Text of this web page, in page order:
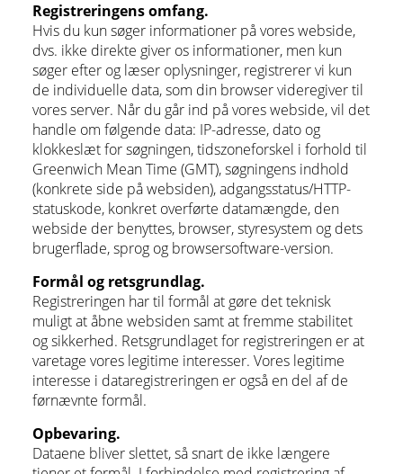
Registreringens omfang.
Hvis du kun søger informationer på vores webside,
dvs. ikke direkte giver os informationer, men kun
søger efter og læser oplysninger, registrerer vi kun
de individuelle data, som din browser videregiver til
vores server. Når du går ind på vores webside, vil det
handle om følgende data: IP-adresse, dato og
klokkeslæt for søgningen, tidszoneforskel i forhold til
Greenwich Mean Time (GMT), søgningens indhold
(konkrete side på websiden), adgangsstatus/HTTP-
statuskode, konkret overførte datamængde, den
webside der benyttes, browser, styresystem og dets
brugerflade, sprog og browsersoftware-version.
Formål og retsgrundlag.
Registreringen har til formål at gøre det teknisk
muligt at åbne websiden samt at fremme stabilitet
og sikkerhed. Retsgrundlaget for registreringen er at
varetage vores legitime interesser. Vores legitime
interesse i dataregistreringen er også en del af de
førnævnte formål.
Opbevaring.
Dataene bliver slettet, så snart de ikke længere